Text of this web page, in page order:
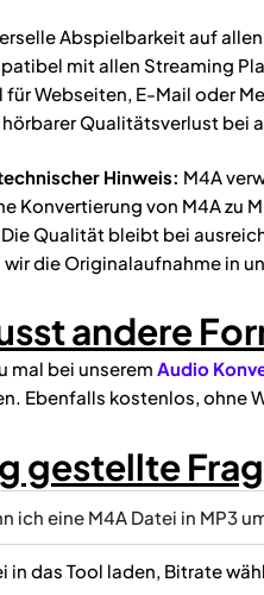
Abspielbarkeit auf
mit allen Streaming
für Webseiten, E-Mail oder
hörbarer Qualitätsverlust bei
Hinweis: M4A
Konvertierung von M4A zu
Qualität bleibt bei
die Originalaufnahme in
andere
mal bei unserem Audio
Ebenfalls kostenlos, ohne
gestellte
ich eine M4A Datei in MP3
in das Tool laden, Bitrate